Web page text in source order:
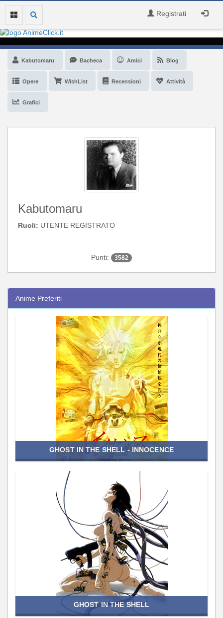
Registrati
Kabutomaru Bacheca Amici Blog
Opere WishList Recensioni Attività
Grafici
Kabutomaru
Ruoli: UTENTE REGISTRATO
Punti: 3582
Anime Preferiti
GHOST IN THE SHELL - INNOCENCE
GHOST IN THE SHELL